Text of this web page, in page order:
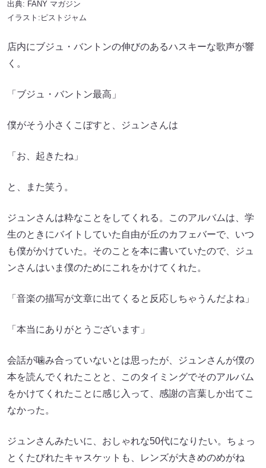
出典: FANY マガジン
イラスト:ピストジャム
店内にブジュ・バントンの伸びのあるハスキーな歌声が響
く。
「ブジュ・バントン最高」
僕がそう小さくこぼすと、ジュンさんは
「お、起きたね」
と、また笑う。
ジュンさんは粋なことをしてくれる。このアルバムは、学
生のときにバイトしていた自由が丘のカフェバーで、いつ
も僕がかけていた。そのことを本に書いていたので、ジュ
ンさんはいま僕のためにこれをかけてくれた。
「音楽の描写が文章に出てくると反応しちゃうんだよね」
「本当にありがとうございます」
会話が噛み合っていないとは思ったが、ジュンさんが僕の
本を読んでくれたことと、このタイミングでそのアルバム
をかけてくれたことに感じ入って、感謝の言葉しか出てこ
なかった。
ジュンさんみたいに、おしゃれな50代になりたい。ちょっ
とくたびれたキャスケットも、レンズが大きめのめがね